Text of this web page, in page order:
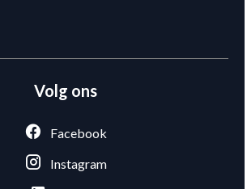
Volg ons
Facebook
Instagram